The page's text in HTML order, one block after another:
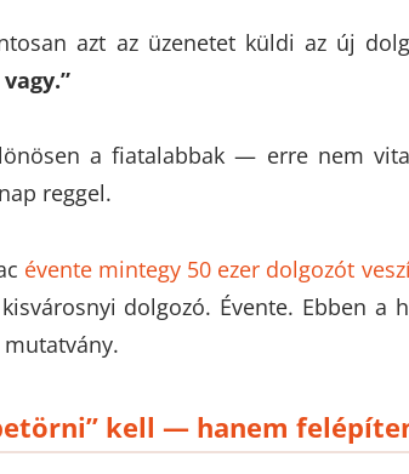
azt az üzenetet küldi az új
a fiatalabbak — erre nem
reggel.
évente mintegy 50 ezer dolgozót
dolgozó. Évente. Ebben a
kell — hanem